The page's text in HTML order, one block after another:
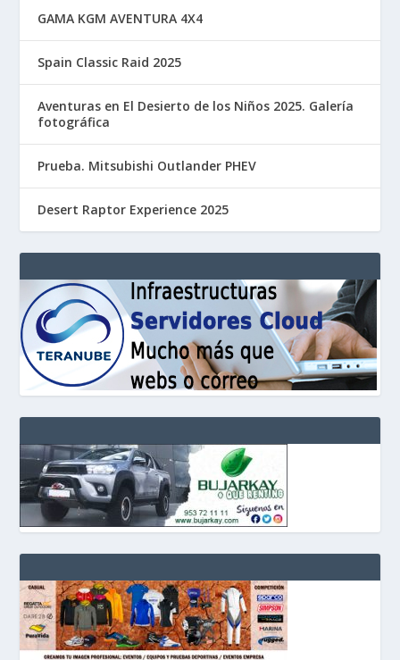
GAMA KGM AVENTURA 4X4
Spain Classic Raid 2025
Aventuras en El Desierto de los Niños 2025. Galería
fotográfica
Prueba. Mitsubishi Outlander PHEV
Desert Raptor Experience 2025